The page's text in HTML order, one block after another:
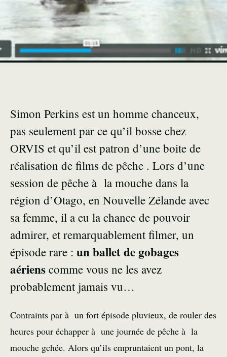
Simon Perkins est un homme chanceux,
pas seulement par ce qu’il bosse chez
ORVIS et qu’il est patron d’une boite de
réalisation de films de pêche . Lors d’une
session de pêche à la mouche dans la
région d’Otago, en Nouvelle Zélande avec
sa femme, il a eu la chance de pouvoir
admirer, et remarquablement filmer, un
épisode rare : un ballet de gobages
aériens comme vous ne les avez
probablement jamais vu…
Contraints par à un fort épisode pluvieux, de rouler des
heures pour échapper à une journée de pêche à la
mouche gchée. Alors qu’ils empruntaient un pont, la